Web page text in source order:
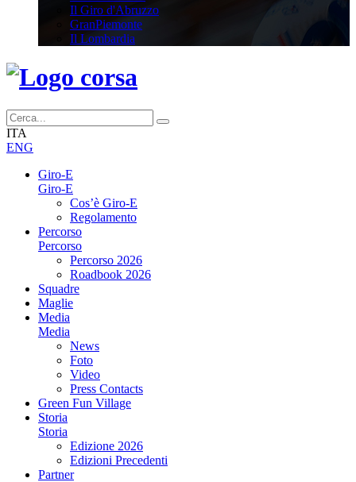
Il Giro d'Abruzzo
GranPiemonte
Il Lombardia
ITA
ENG
Giro-E
Giro-E
Cos’è Giro-E
Regolamento
Percorso
Percorso
Percorso 2026
Roadbook 2026
Squadre
Maglie
Media
Media
News
Foto
Video
Press Contacts
Green Fun Village
Storia
Storia
Edizione 2026
Edizioni Precedenti
Partner